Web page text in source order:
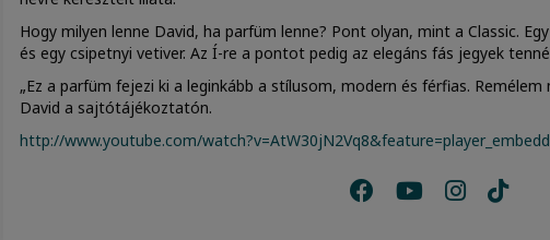
Hogy milyen lenne David, ha parfüm lenne? Pont olyan, mint a Classic.
és egy csipetnyi vetiver. Az Í-re a pontot pedig az elegáns fás jegyek
„Ez a parfüm fejezi ki a leginkább a stílusom, modern és férfias.
David a sajtótájékoztatón.
http://www.youtube.com/